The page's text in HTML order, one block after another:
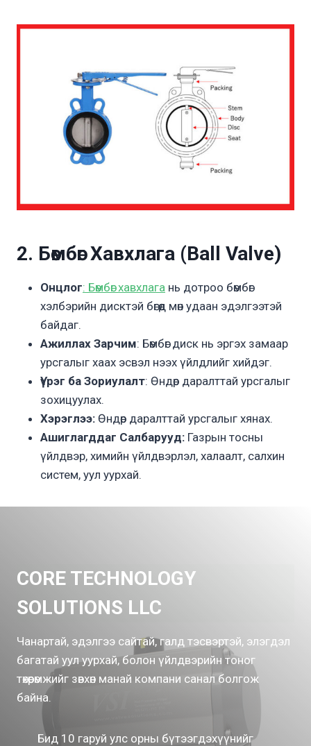
2. Бөмбөг Хавхлага (Ball Valve)
Онцлог: Бөмбөг хавхлага нь дотроо бөмбөг
хэлбэрийн дисктэй бөгөөд мөн удаан эдэлгээтэй
байдаг.
Ажиллах Зарчим: Бөмбөг диск нь эргэх замаар
урсгалыг хаах эсвэл нээх үйлдлийг хийдэг.
Үүрэг ба Зориулалт: Өндөр даралттай урсгалыг
зохицуулах.
Хэрэглээ: Өндөр даралттай урсгалыг хянах.
Ашиглагддаг Салбарууд: Газрын тосны
үйлдвэр, химийн үйлдвэрлэл, халаалт, салхин
систем, уул уурхай.
CORE TECHNOLOGY
SOLUTIONS LLC
Чанартай, эдэлгээ сайтай, галд тэсвэртэй, элэгдэл
багатай уул уурхай, болон үйлдвэрийн тоног
төхөөрөмжийг зөвхөн манай компани санал болгож
байна.
Бид 10 гаруй улс орны бүтээгдэхүүнийг